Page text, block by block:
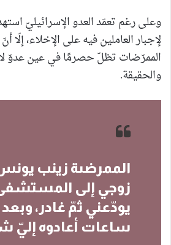
وعلى رغم تعمّد العدو الإسرائيليّ
لإجبار العاملين فيه على الإخلاء، إلّا
الممرّضات تظلّ حصرمًا في عين عدوّ
والحقيقة.
الممرضىة زينب
زوجي إلى
يودّعني ثمّ غادر،
ساعات أعادوه إليّ